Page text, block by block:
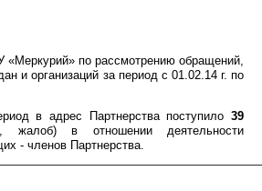
по рассмотрению обращений,
и организаций за период с 01.02.14 г. по
в адрес Партнерства поступило 39
жалоб) в отношении деятельности
- членов Партнерства.